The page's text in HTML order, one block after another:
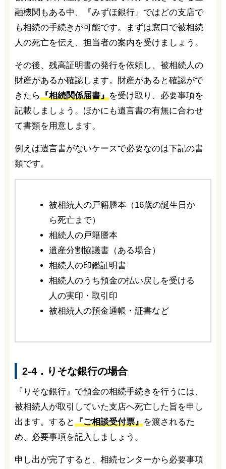
融機関もある中、『みずほ銀行』ではどの支店で
も相続の手続きが可能です。まずは窓口で被相続
人の死亡を伝え、担当者の案内を受けましょう。
その後、残高証明書の発行を依頼し、被相続人の
財産があるか確認します。財産があると確認がで
きたら『相続関係届書』を受け取り、必要事項を
記載しましょう。ほかにも遺言書の有無に合わせ
て書類を用意します。
例えば遺言書がないケースで必要なのは下記の書
類です。
被相続人の戸籍謄本（16歳の誕生日か
ら死亡まで）
相続人の戸籍謄本
遺産分割協議書（ある場合）
相続人の印鑑証明書
相続人のうち預金の払い戻しを受ける
人の実印・取引印
被相続人の預金通帳・証書など
2-4．りそな銀行の場合
『りそな銀行』で預金の相続手続きを行うには、
被相続人が取引していた支店へ死亡した旨を申し
出ます。すると『ご相談受付票』を渡されるた
め、必要事項を記入しましょう。
申し出が完了すると、相続センターから必要事項